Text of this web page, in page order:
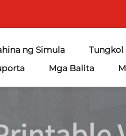
ng Simula Tungkol
Mga Balita